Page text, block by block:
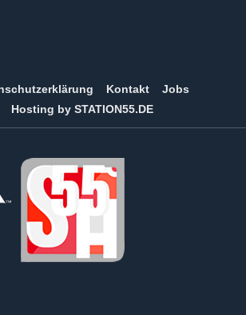
Kontakt
Jobs
Hosting by STATION55.DE